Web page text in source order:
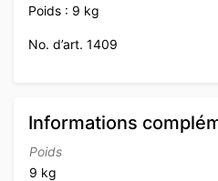
Poids : 9 kg
No. d’art. 1409
Informations
Poids
9 kg